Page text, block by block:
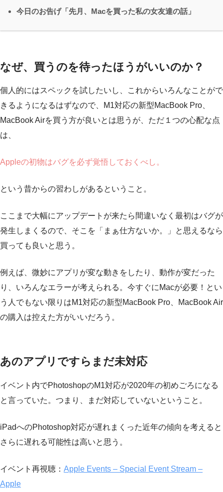
今日のお告げ「先月、Macを買った私の女友達の話」
なぜ、買うのを待ったほうがいいのか？
個人的にはスペックを試したいし、これからいろんなことがで
きるようになるはずなので、M1対応の新型MacBook Pro、
MacBook Airを買う方が良いとは思うが、ただ１つの心配な点
は、
Appleの初物はバグを必ず覚悟しておくべし。
という昔からの習わしがあるということ。
ここまで大幅にアップデートが来たら間違いなく最初はバグが
発生しまくるので、そこを「まぁ仕方ないか。」と思えるなら
買っても良いと思う。
例えば、微妙にアプリが変な動きをしたり、動作が変だった
り、いろんなエラーが考えられる。今すぐにMacが必要！とい
う人でもない限りはM1対応の新型MacBook Pro、MacBook Air
の購入は控えた方がいいだろう。
あのアプリですらまだ未対応
イベント内でPhotoshopのM1対応が2020年の初めごろになる
と言っていた。つまり、まだ対応していないということ。
iPadへのPhotoshop対応が遅れまくった近年の傾向を考えると
さらに遅れる可能性は高いと思う。
イベント再視聴： Apple Events – Special Event Stream –
Apple